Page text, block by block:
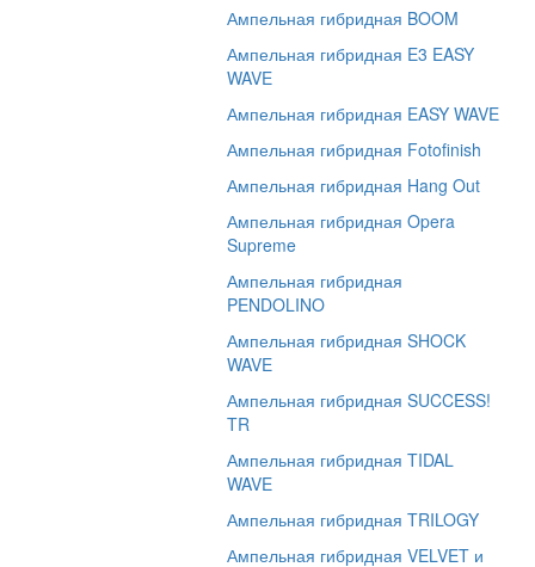
Ампельная гибридная BOOM
Ампельная гибридная E3 EASY
WAVE
Ампельная гибридная EASY WAVE
Ампельная гибридная Fotofinish
Ампельная гибридная Hang Out
Ампельная гибридная Opera
Supreme
Ампельная гибридная
PENDOLINO
Ампельная гибридная SHOCK
WAVE
Ампельная гибридная SUCCESS!
TR
Ампельная гибридная TIDAL
WAVE
Ампельная гибридная TRILOGY
Ампельная гибридная VELVET и